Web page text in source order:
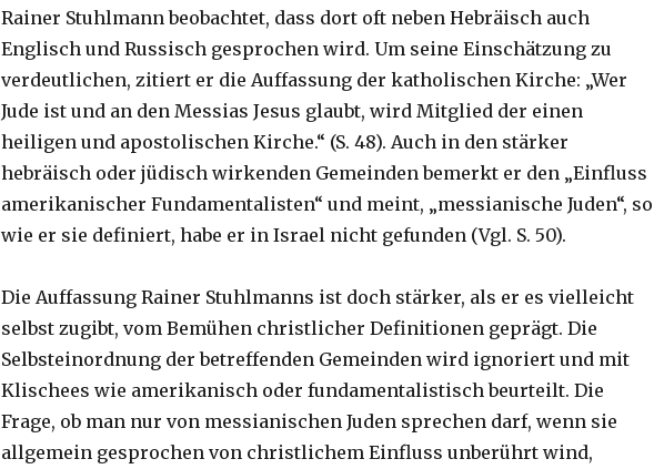
Rainer Stuhlmann beobachtet, dass dort oft neben Hebräisch auch
Englisch und Russisch gesprochen wird. Um seine Einschätzung zu
verdeutlichen, zitiert er die Auffassung der katholischen Kirche: „Wer
Jude ist und an den Messias Jesus glaubt, wird Mitglied der einen
heiligen und apostolischen Kirche.“ (S. 48). Auch in den stärker
hebräisch oder jüdisch wirkenden Gemeinden bemerkt er den „Einfluss
amerikanischer Fundamentalisten“ und meint, „messianische Juden“, so
wie er sie definiert, habe er in Israel nicht gefunden (Vgl. S. 50).
Die Auffassung Rainer Stuhlmanns ist doch stärker, als er es vielleicht
selbst zugibt, vom Bemühen christlicher Definitionen geprägt. Die
Selbsteinordnung der betreffenden Gemeinden wird ignoriert und mit
Klischees wie amerikanisch oder fundamentalistisch beurteilt. Die
Frage, ob man nur von messianischen Juden sprechen darf, wenn sie
allgemein gesprochen von christlichem Einfluss unberührt wind,